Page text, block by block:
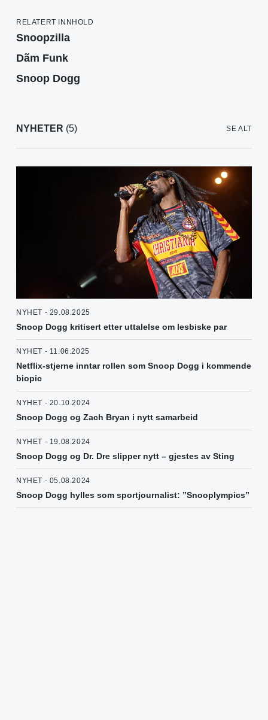
RELATERT INNHOLD
Snoopzilla
Dãm Funk
Snoop Dogg
NYHETER (5) SE ALT
NYHET - 29.08.2025
Snoop Dogg kritisert etter uttalelse om lesbiske par
NYHET - 11.06.2025
Netflix-stjerne inntar rollen som Snoop Dogg i kommende
biopic
NYHET - 20.10.2024
Snoop Dogg og Zach Bryan i nytt samarbeid
NYHET - 19.08.2024
Snoop Dogg og Dr. Dre slipper nytt – gjestes av Sting
NYHET - 05.08.2024
Snoop Dogg hylles som sportjournalist: ”Snooplympics”